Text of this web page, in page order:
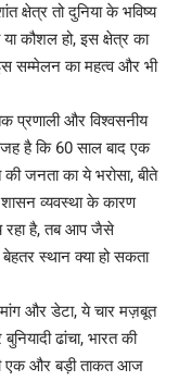
क्षेत्र तो दुनिया के भविष्य
कौशल हो, इस क्षेत्र का
सम्मेलन का महत्व और भी
प्रणाली और विश्वसनीय
है कि 60 साल बाद एक
की जनता का ये भरोसा, बीते
व्यवस्था के कारण
रहा है, तब आप जैसे
स्थान क्या हो सकता
और डेटा, ये चार मज़बूत
ढांचा, भारत की
एक और बड़ी ताकत आज